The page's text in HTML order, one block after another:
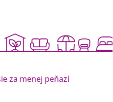
za menej peňazí